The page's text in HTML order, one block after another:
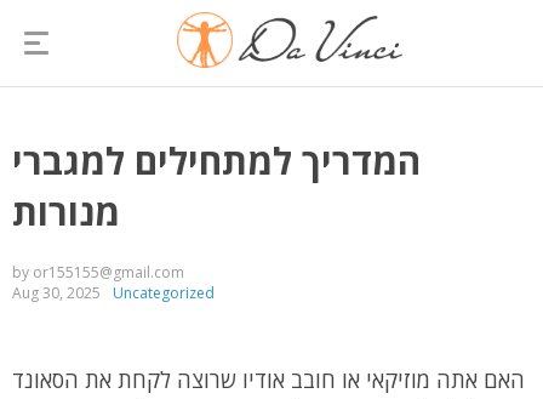
המדריך למתחילים למגברי
מנורות
by or155155@gmail.com
Aug 30, 2025
Uncategorized
האם אתה מוזיקאי או חובב אודיו שרוצה לקחת את הסאונד